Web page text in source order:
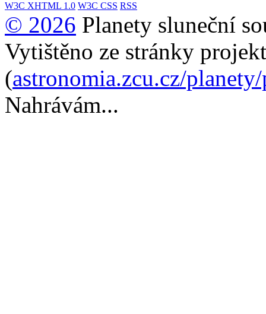
W3C XHTML 1.0 W3C CSS RSS
© 2026 Planety sluneční
Vytištěno ze stránky
(astronomia.zcu.cz/
Nahrávám...